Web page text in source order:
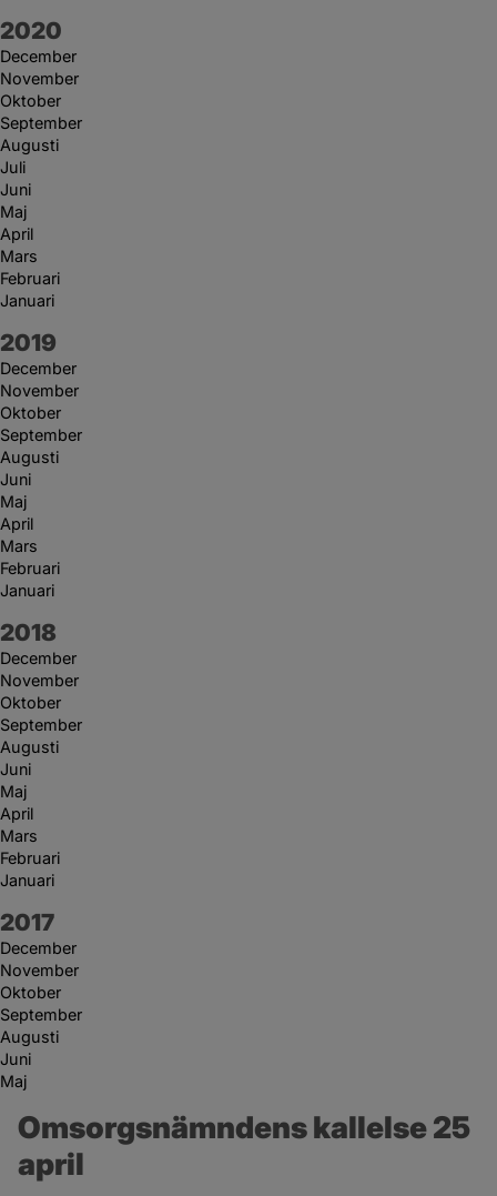
År:
2020
December
November
Oktober
September
Augusti
Juli
Juni
Maj
April
Mars
Februari
Januari
År:
2019
December
November
Oktober
September
Augusti
Juni
Maj
April
Mars
Februari
Januari
År:
2018
December
November
Oktober
September
Augusti
Juni
Maj
April
Mars
Februari
Januari
År:
2017
December
November
Oktober
September
Augusti
Juni
Maj
Omsorgsnämndens kallelse 25
april